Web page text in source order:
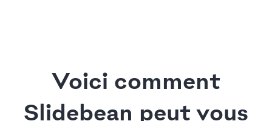
Voici comment
Slidebean peut vous